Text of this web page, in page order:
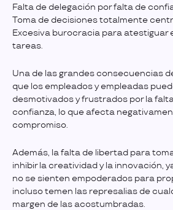
Falta de delegación por falta de
Toma de decisiones totalmente
Excesiva burocracia para atestiguar
tareas.
Una de las grandes consecuencias
que los empleados y empleadas
desmotivados y frustrados por la
confianza, lo que afecta
compromiso.
Además, la falta de libertad para
inhibir la creatividad y la innovación,
no se sienten empoderados para
incluso temen las represalias de
margen de las acostumbradas.